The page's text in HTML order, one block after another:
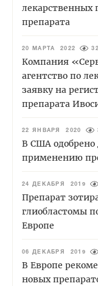
лекарственных
препарата
20 МАРТА 2022
Компания
агентство по
заявку на
препарата
22 ЯНВАРЯ 2020
В США одобрено
применению
24 ДЕКАБРЯ 2019
Препарат
глиобластомы
Европе
06 ДЕКАБРЯ 2019
В Европе
новых